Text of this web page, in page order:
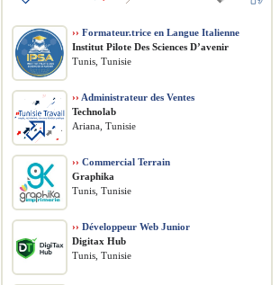
›› Formateur.trice en Langue Italienne
Institut Pilote Des Sciences D’avenir
Tunis, Tunisie
›› Administrateur des Ventes
Technolab
Ariana, Tunisie
›› Commercial Terrain
Graphika
Tunis, Tunisie
›› Développeur Web Junior
Digitax Hub
Tunis, Tunisie